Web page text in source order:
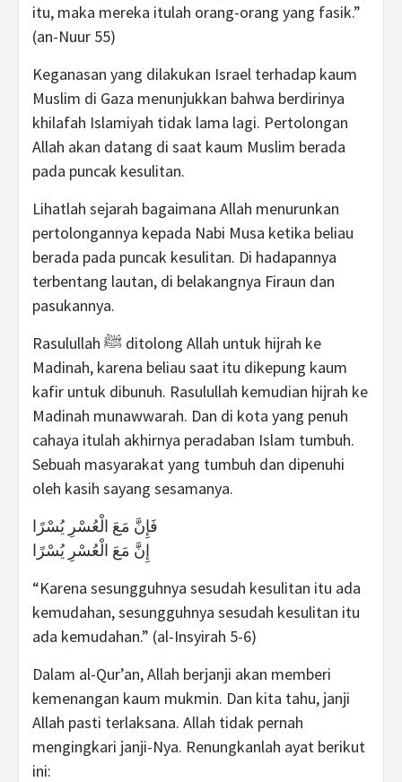
itu, maka mereka itulah orang-orang yang fasik.”
(an-Nuur 55)
Keganasan yang dilakukan Israel terhadap kaum
Muslim di Gaza menunjukkan bahwa berdirinya
khilafah Islamiyah tidak lama lagi. Pertolongan
Allah akan datang di saat kaum Muslim berada
pada puncak kesulitan.
Lihatlah sejarah bagaimana Allah menurunkan
pertolongannya kepada Nabi Musa ketika beliau
berada pada puncak kesulitan. Di hadapannya
terbentang lautan, di belakangnya Firaun dan
pasukannya.
Rasulullah ﷺ ditolong Allah untuk hijrah ke
Madinah, karena beliau saat itu dikepung kaum
kafir untuk dibunuh. Rasulullah kemudian hijrah ke
Madinah munawwarah. Dan di kota yang penuh
cahaya itulah akhirnya peradaban Islam tumbuh.
Sebuah masyarakat yang tumbuh dan dipenuhi
oleh kasih sayang sesamanya.
فَإِنَّ مَعَ الْعُسْرِ يُسْرًا
إِنَّ مَعَ الْعُسْرِ يُسْرًا
“Karena sesungguhnya sesudah kesulitan itu ada
kemudahan, sesungguhnya sesudah kesulitan itu
ada kemudahan.” (al-Insyirah 5-6)
Dalam al-Qur’an, Allah berjanji akan memberi
kemenangan kaum mukmin. Dan kita tahu, janji
Allah pasti terlaksana. Allah tidak pernah
mengingkari janji-Nya. Renungkanlah ayat berikut
ini: